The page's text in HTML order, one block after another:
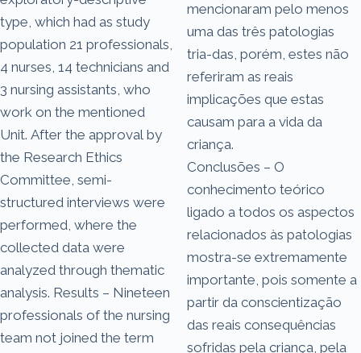
type, which had as study
population 21 professionals,
4 nurses, 14 technicians and
3 nursing assistants, who
work on the mentioned
Unit. After the approval by
the Research Ethics
Committee, semi-
structured interviews were
performed, where the
collected data were
analyzed through thematic
analysis. Results – Nineteen
professionals of the nursing
team not joined the term
mencionaram pelo menos
uma das três patologias
tria-das, porém, estes não
referiram as reais
implicações que estas
causam para a vida da
criança.
Conclusões – O
conhecimento teórico
ligado a todos os aspectos
relacionados às patologias
mostra-se extremamente
importante, pois somente a
partir da conscientização
das reais consequências
sofridas pela criança, pela